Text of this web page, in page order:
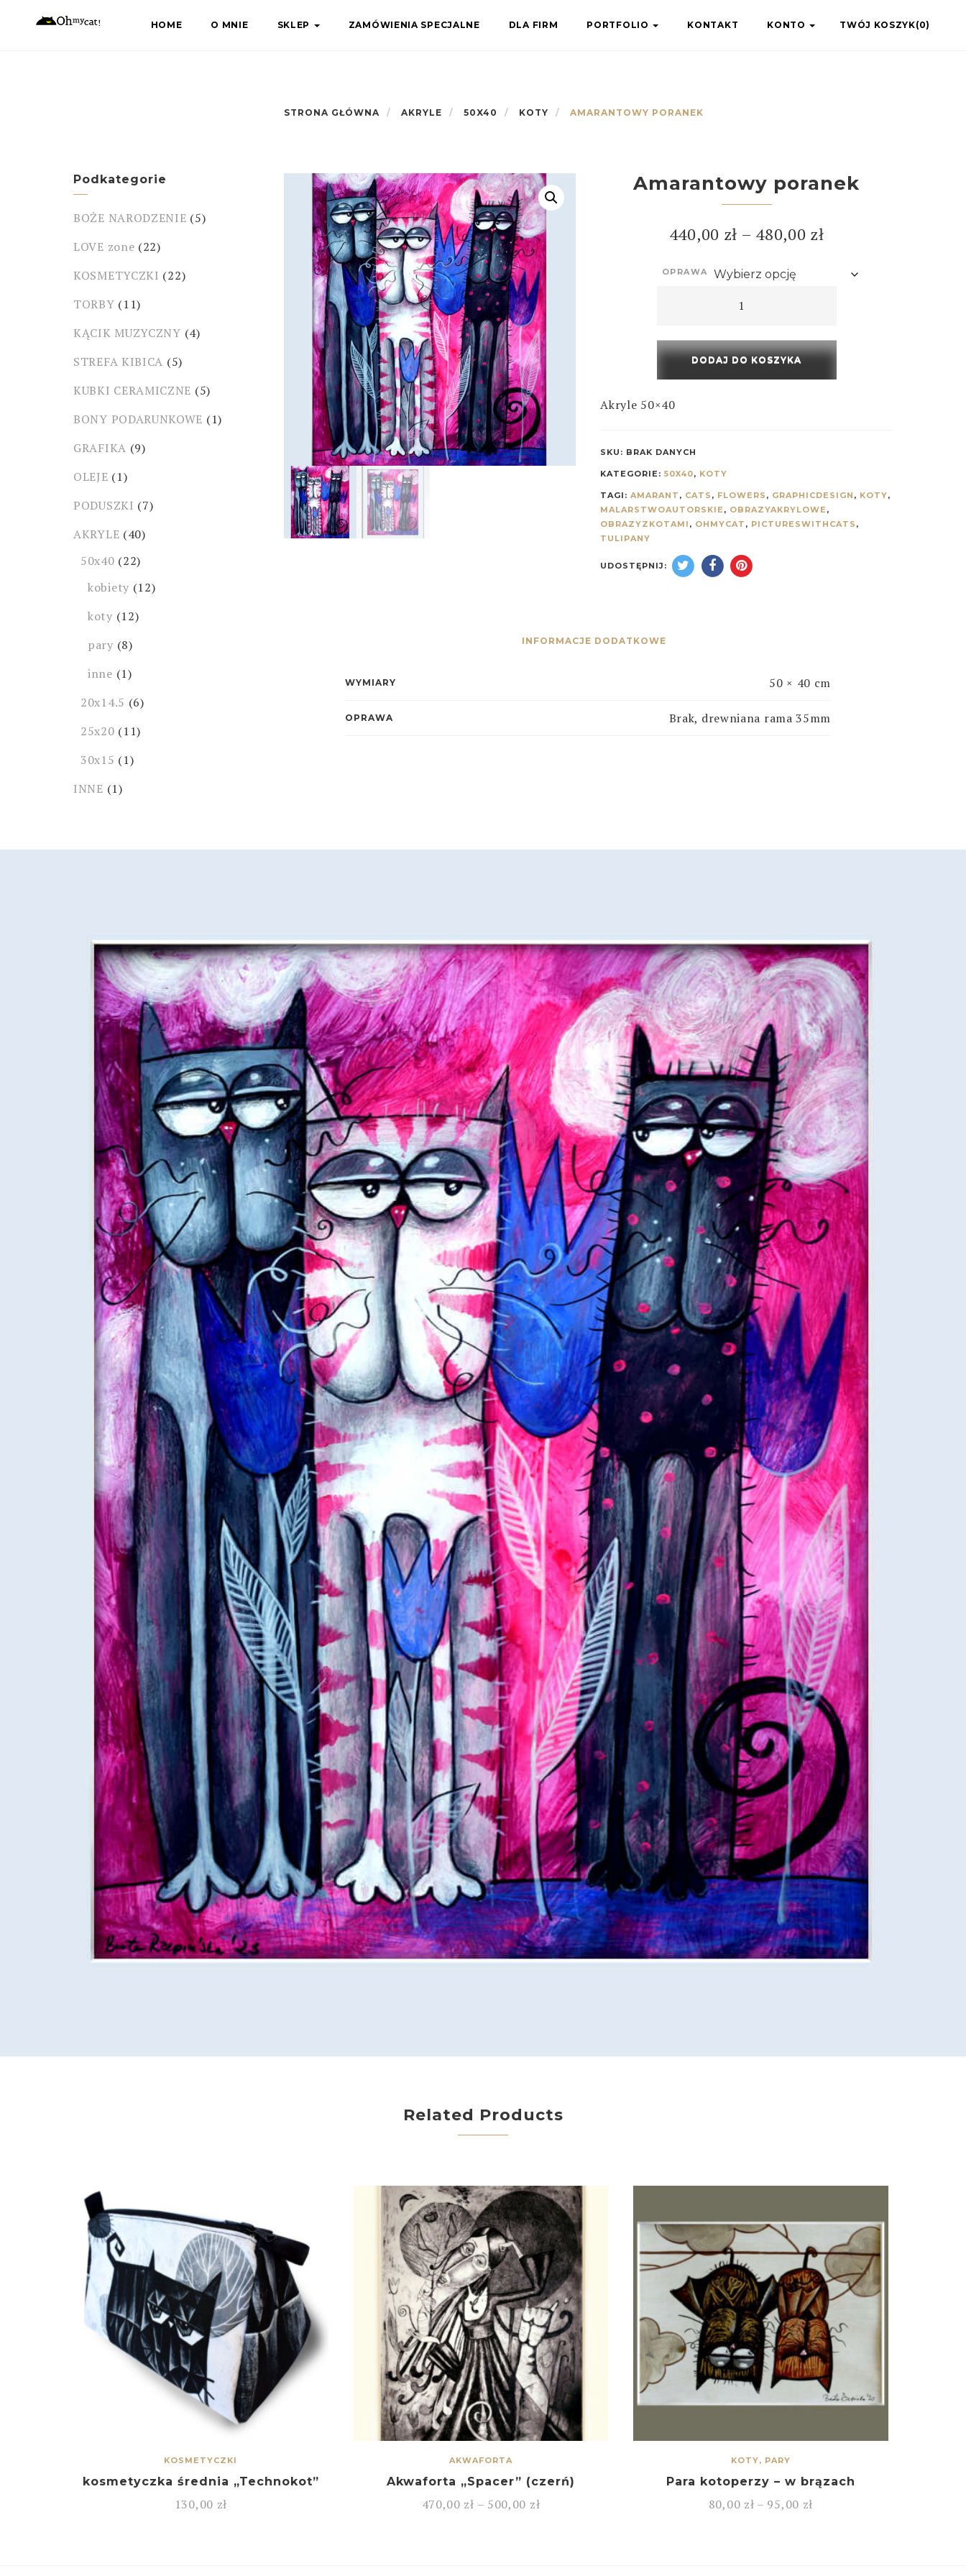
HOME O MNIE SKLEP ZAMÓWIENIA SPECJALNE DLA FIRM PORTFOLIO KONTAKT KONTO TWÓJ KOSZYK(0)
STRONA GŁÓWNA AKRYLE 50X40 KOTY AMARANTOWY PORANEK
Amarantowy poranek
440,00 zł – 480,00 zł
OPRAWA
DODAJ DO KOSZYKA
Akryle 50×40
SKU: BRAK DANYCH
KATEGORIE:50X40, KOTY
TAGI:AMARANT , CATS , FLOWERS , GRAPHICDESIGN , KOTY,
MALARSTWOAUTORSKIE , OBRAZYAKRYLOWE ,
OBRAZYZKOTAMI , OHMYCAT , PICTURESWITHCATS ,
TULIPANY
UDOSTĘPNIJ:
INFORMACJE DODATKOWE
WYMIARY 50 × 40 cm
OPRAWA Brak, drewniana rama 35mm
Podkategorie
BOŻE NARODZENIE (5)
LOVE zone (22)
KOSMETYCZKI (22)
TORBY (11)
KĄCIK MUZYCZNY (4)
STREFA KIBICA (5)
KUBKI CERAMICZNE (5)
BONY PODARUNKOWE (1)
GRAFIKA (9)
OLEJE (1)
PODUSZKI (7)
AKRYLE (40)
50x40 (22)
kobiety (12)
koty (12)
pary (8)
inne (1)
20x14.5 (6)
25x20 (11)
30x15 (1)
INNE (1)
Related Products
KOSMETYCZKI
kosmetyczka średnia „Technokot”
130,00 zł
AKWAFORTA
Akwaforta „Spacer” (czerń)
470,00 zł – 500,00 zł
KOTY, PARY
Para kotoperzy – w brązach
80,00 zł – 95,00 zł